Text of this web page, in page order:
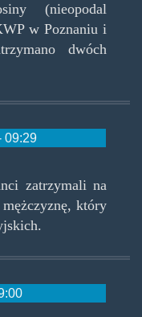
(nieopodal
w Poznaniu i
dwóch
09:29
zatrzymali na
który